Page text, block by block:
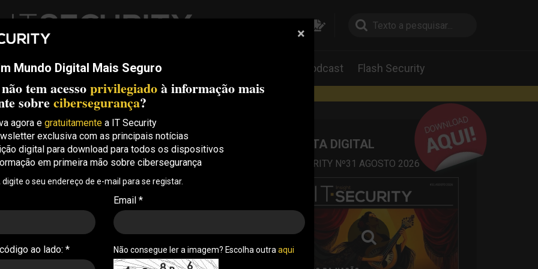
Threats Compliance Opinion Podcast Flash Security
Conference Lisboa: 8 de Outubro 2026 ✔️ Inscrições abertas
de falhas do
ao estado iraniano estará a explorar várias
Exchange há vários meses para entrar
REVISTA DIGITAL
IT SECURITY Nº31 AGOSTO 2026
×
Mundo Digital Mais Seguro
tem acessoprivilegiadoà informação mais
sobrecibersegurança?
agora e gratuitamente a IT Security
exclusiva com as principais notícias
digital para download para todos os dispositivos
em primeira mão sobre cibersegurança
digite o seu endereço de e-mail para se registar.
Email *
ao lado: * Não consegue ler a imagem? Escolha outraaqui